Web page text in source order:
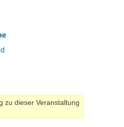
zu dieser Veranstaltung